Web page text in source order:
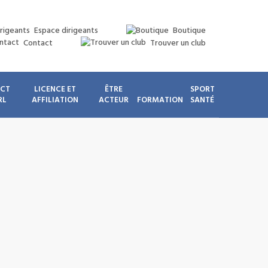
Espace dirigeants
Boutique
Contact
Trouver un club
LICENCE ET
AFFILIATION
ÊTRE
ACTEUR
FORMATION
SPORT
SANTÉ